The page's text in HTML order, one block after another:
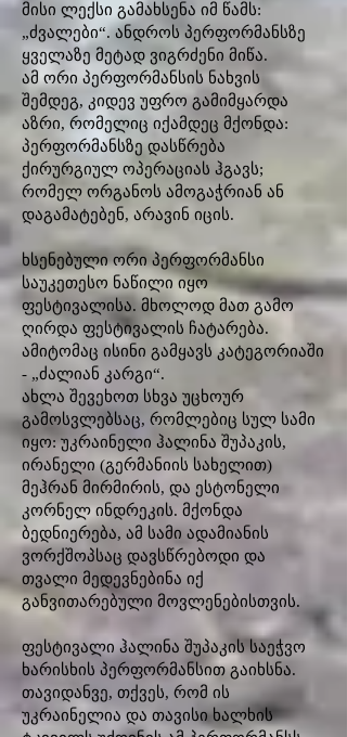
მისი ლექსი გამახსენა იმ წამს:
„ძვალები“. ანდროს პერფორმანსზე
ყველაზე მეტად ვიგრძენი მიწა.
ამ ორი პერფორმანსის ნახვის
შემდეგ, კიდევ უფრო გამიმყარდა
აზრი, რომელიც იქამდეც მქონდა:
პერფორმანსზე დასწრება
ქირურგიულ ოპერაციას ჰგავს;
რომელ ორგანოს ამოგაჭრიან ან
დაგამატებენ, არავინ იცის.
ხსენებული ორი პერფორმანსი
საუკეთესო ნაწილი იყო
ფესტივალისა. მხოლოდ მათ გამო
ღირდა ფესტივალის ჩატარება.
ამიტომაც ისინი გამყავს კატეგორიაში
- „ძალიან კარგი“.
ახლა შევეხოთ სხვა უცხოურ
გამოსვლებსაც, რომლებიც სულ სამი
იყო: უკრაინელი ჰალინა შუპაკის,
ირანელი (გერმანიის სახელით)
მეჰრან მირმირის, და ესტონელი
კორნელ ინდრეკის. მქონდა
ბედნიერება, ამ სამი ადამიანის
ვორქშოპსაც დავსწრებოდი და
თვალი მედევნებინა იქ
განვითარებული მოვლენებისთვის.
ფესტივალი ჰალინა შუპაკის საეჭვო
ხარისხის პერფორმანსით გაიხსნა.
თავიდანვე, თქვეს, რომ ის
უკრაინელია და თავისი ხალხის